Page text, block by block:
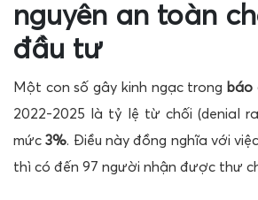
nguyên an toàn
đầu tư
Một con số gây kinh ngạc trong báo
2022-2025 là tỷ lệ từ chối (denial
mức3%. Điều này đồng nghĩa với
thì có đến 97 người nhận được thư